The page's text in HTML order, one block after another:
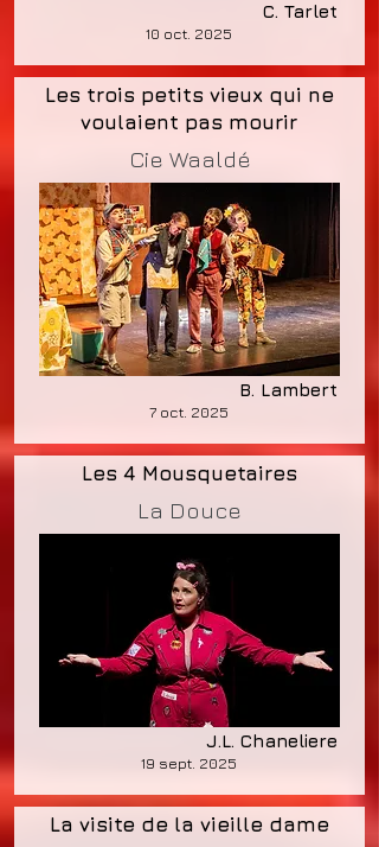
C. Tarlet
10 oct. 2025
Les trois petits vieux qui ne
voulaient pas mourir
Cie Waaldé
B. Lambert
7 oct. 2025
Les 4 Mousquetaires
La Douce
J.L. Chaneliere
19 sept. 2025
La visite de la vieille dame